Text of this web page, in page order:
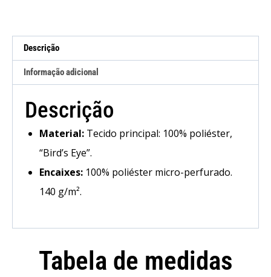
Descrição
Informação adicional
Descrição
Material: Tecido principal: 100% poliéster,
“Bird’s Eye”.
Encaixes: 100% poliéster micro-perfurado.
140 g/m².
Tabela de medidas